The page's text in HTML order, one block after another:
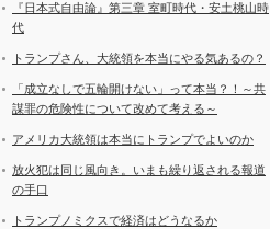
『日本式自由論』第三章 室町時代・安土桃山時
代
トランプさん、大統領を本当にやる気あるの？
「成立なしで五輪開けない」って本当？！～共
謀罪の危険性について改めて考える～
アメリカ大統領は本当にトランプでよいのか
放火犯は同じ風向き。いまも繰り返される報道
の手口
トランプノミクスで経済はどうなるか